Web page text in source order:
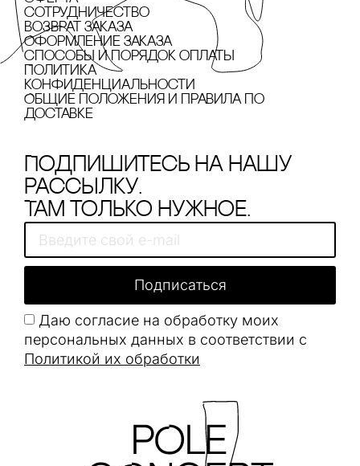
сотрудничество
Возврат заказа
Оформление заказа
cпособы и порядок оплаты
Политика
конфиденциальности
Общие положения и правила по
доставке
Подпишитесь на нашу
рассылку.
Там только нужное.
Даю согласие на обработку моих
персональных данных в соответствии с
Политикой их обработки
Подписаться